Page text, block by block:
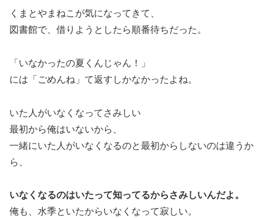
くまとやまねこが気になってきて、
図書館で、借りようとしたら順番待ちだった。
「いなかったの夏くんじゃん！」
には「ごめんね」て返すしかなかったよね。
いた人がいなくなってさみしい
最初から俺はいないから、
一緒にいた人がいなくなるのと最初からしないのは違うか
ら、
いなくなるのはいたって知ってるからさみしいんだよ。
俺も、水季といたからいなくなって寂しい。